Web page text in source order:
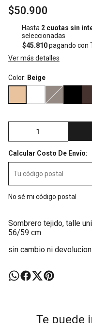
$50.900
Hasta 2 cuotas sin
seleccionadas
$45.810pagando con
Ver más detalles
Color: Beige
Calcular Costo De Envío:
No sé mi código postal
Sombrero tejido, talle
56/59 cm
sin cambio ni devolucion.
Te puede